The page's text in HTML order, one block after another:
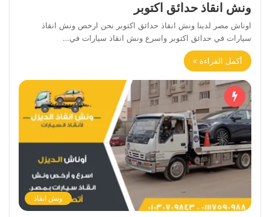
ونش انقاذ حدائق اكتوبر
اوناش مصر لدينا ونش انقاذ حدائق اكتوبر نحن ارخص ونش انقاذ
سيارات في حدائق اكتوبر واسرع ونش انقاذ سيارات في…
أكمل القراءة »
ونش انقاذ